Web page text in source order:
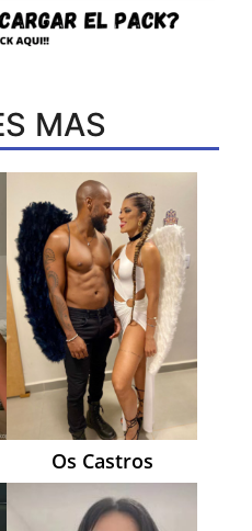
MAS
Os Castros